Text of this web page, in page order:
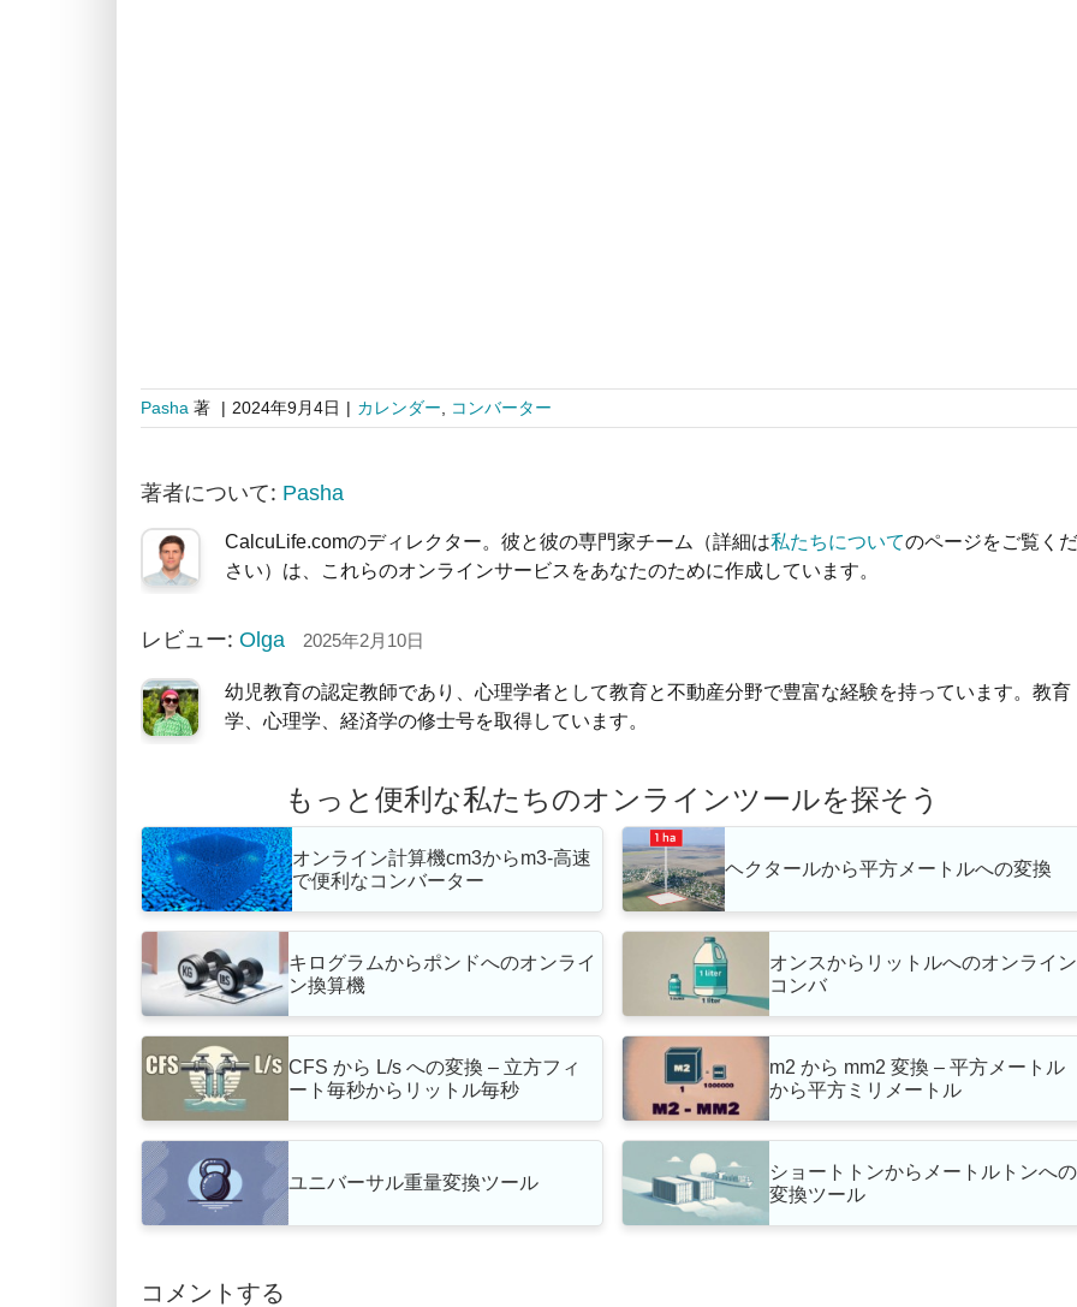
Pasha 著 | 2024年9月4日 | カレンダー コンバーター
著者について: Pasha
CalcuLife.comのディレクター。彼と彼の専門家チーム（詳細は私たちについてのページをご覧くだ
さい）は、これらのオンラインサービスをあなたのために作成しています。
レビュー: Olga 2025年2月10日
幼児教育の認定教師であり、心理学者として教育と不動産分野で豊富な経験を持っています。教育
学、心理学、経済学の修士号を取得しています。
もっと便利な私たちのオンラインツールを探そう
オンライン計算機cm3からm3-高速
で便利なコンバーター
ヘクタールから平方メートルへの変換
キログラムからポンドへのオンライ
ン換算機
オンスからリットルへのオンライン
コンバ
CFS から L/s への変換 – 立方フィ
ート毎秒からリットル毎秒
m2 から mm2 変換 – 平方メートル
から平方ミリメートル
ユニバーサル重量変換ツール
ショートトンからメートルトンへの
変換ツール
コメントする